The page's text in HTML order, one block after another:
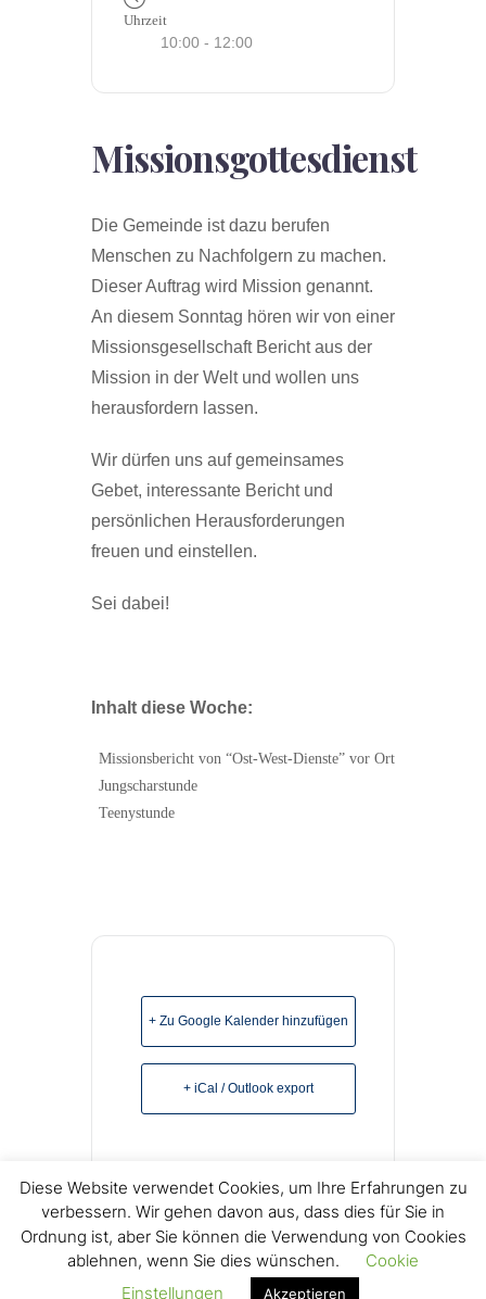
Uhrzeit
10:00 - 12:00
Missionsgottesdienst
Die Gemeinde ist dazu berufen
Menschen zu Nachfolgern zu machen.
Dieser Auftrag wird Mission genannt.
An diesem Sonntag hören wir von einer
Missionsgesellschaft Bericht aus der
Mission in der Welt und wollen uns
herausfordern lassen.
Wir dürfen uns auf gemeinsames
Gebet, interessante Bericht und
persönlichen Herausforderungen
freuen und einstellen.
Sei dabei!
Inhalt diese Woche:
Missionsbericht von “Ost-West-Dienste” vor Ort
Jungscharstunde
Teenystunde
+ Zu Google Kalender hinzufügen
+ iCal / Outlook export
© Copyright 2022 Freikirchliche Baptisten e.V. Lage -
Diese Website verwendet Cookies, um Ihre Erfahrungen zu
verbessern. Wir gehen davon aus, dass dies für Sie in
Ordnung ist, aber Sie können die Verwendung von Cookies
ablehnen, wenn Sie dies wünschen.
Cookie
Einstellungen
Akzeptieren